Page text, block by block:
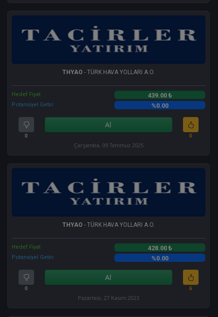
THYAO - TÜRK HAVA YOLLARI A.O.
Hedef Fiyat 439.00 ₺
Potansiyel Getiri %0.00
0
Al
0
Çarşamba, 09 Temmuz 2025
THYAO - TÜRK HAVA YOLLARI A.O.
Hedef Fiyat 428.00 ₺
Potansiyel Getiri %0.00
0
Al
6
Pazartesi, 27 Kasım 2023